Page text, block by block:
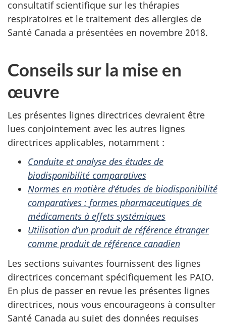
consultatif scientifique sur les thérapies
respiratoires et le traitement des allergies de
Santé Canada a présentées en novembre 2018.
Conseils sur la mise en
œuvre
Les présentes lignes directrices devraient être
lues conjointement avec les autres lignes
directrices applicables, notamment :
Conduite et analyse des études de
biodisponibilité comparatives
Normes en matière d’études de biodisponibilité
comparatives : formes pharmaceutiques de
médicaments à effets systémiques
Utilisation d’un produit de référence étranger
comme produit de référence canadien
Les sections suivantes fournissent des lignes
directrices concernant spécifiquement les PAIO.
En plus de passer en revue les présentes lignes
directrices, nous vous encourageons à consulter
Santé Canada au sujet des données requises